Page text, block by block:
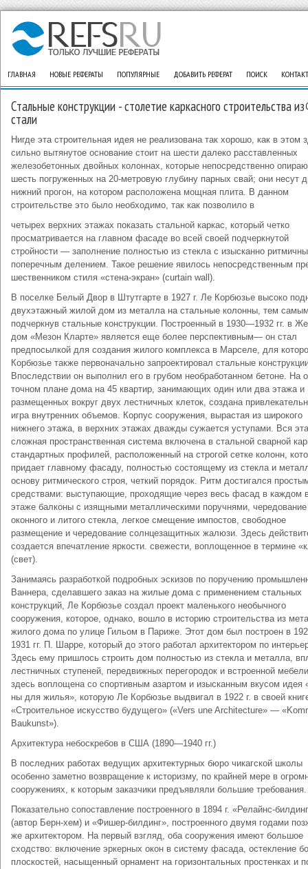
ГЛАВНАЯ НОВЫЕ РЕФЕРАТЫ ПОПУЛЯРНЫЕ ДОБАВИТЬ РЕФЕРАТ ПОИСК
Стальные конструкции - столетие каркасного строительства из
стали
Нигде эта строительная идея не реали­зована так хорошо, как в этом
сильно вытянутое основание стоит на шести далеко расставленных
железобетонных двойных колоннах, которые непосредствен­но
шесть погруженных на 20-метровую глубину парных свай; они несут
нижний прогон, на котором расположена мощная плита. В данном
строительстве это было необходимо, так как позволило в
четырех верхних этажах показать стальной каркас, который четко
просматривается на главном фасаде во всей своей подчеркнутой
стройности — заполнение полностью из стекла с изыскан­но
поперечным делением. Такое решение явилось непосредственным
шественником стиля «стена-экран» (curtain wall).
В поселке Белый Двор в Штутгарте в 1927 г. Ле Корбюзье высоко
двухэтажный жилой дом из металла на стальные колонны, тем
подчеркнув стальные конструкции. Построенный в 1930—1932 гг. в
дом «Мезон Кларте» является еще более перспектив­ным— он стал
предпосылкой для создания жилого комплекса в Марселе, для
Корбюзье также первоначально запроек­тировал стальные
Впослед­ствии он выполнил его в грубом необрабо­танном бетоне. На
точном плане дома на 45 квартир, занимающих один или два этажа и
размещенных вокруг двух лестнич­ных клеток, создана
игра внутренних объемов. Корпус сооружения, вырастая из широкого
нижнего этажа, в верхних этажах дважды сужается уступами. Вся эта
сложная пространственная система включена в стальной сварной
стандартных профилей, расположенный на строгой сетке колонн,
придает главному фасаду, полностью состоящему из стекла и
основу ритмического строя, четкий порядок. Ритм достигался
средствами: выступающие, про­ходящие через весь фасад в каждом
этаже балконы с изящными металлически­ми поручнями, чередование
оконного и литого стекла, легкое смещение импостов, свободное
размещение и чередование солнцезащитных жалюзи. Здесь
создается впечатление яркости. свежести, воплощенное в термине
(свет).
Занимаясь разработкой подробных эскизов по поручению
Ваннера, сделавшего заказ на жилые дома с применением стальных
конструкций, Ле Корбюзье создал проект маленького не­обычного
сооружения, которое, однако, вошло в историю строительства из
жилого дома по улице Гильом в Пари­же. Этот дом был построен в
1931 гг. П. Шарре, который до этого работал архи­тектором по
Здесь ему при­шлось строить дом полностью из стекла и металла,
лестничных ступеней, передвижных перегородок и встроенной
здесь воплощена со спортивным азартом и изысканным вкусом
ны для жилья», которую Ле Корбюзье выдвигал в 1922 г. в своей
«Строи­тельное искусство будущего» («Vers une Architecture» —
Baukunst»).
Архитектура небоскребов в США (1890—1940 гг.)
В последних работах ведущих архитек­турных бюро чикагской школы
особенно заметно возвращение к историзму, по крайней мере в
сооружениях, к которым заказчики предъявляли большие требования.
Показательно сопоставление построенно­го в 1894 г. «Релайнс-
(автор Берн-хем) и «Фишер-билдинг», построенного двумя годами
же архитектором. На первый взгляд, оба сооружения имеют большое
сходство: включение эркерных окон в систему фасада, остекление
плоскостей, насыщенный орнамент на горизонтальных простенках и